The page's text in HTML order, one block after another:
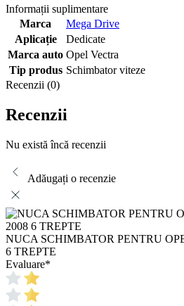
Informații suplimentare
Marca
Mega Drive
Aplicație
Dedicate
Marca auto Opel Vectra
Tip produs Schimbator viteze
Recenzii (0)
Recenzii
Nu există încă recenzii
Adăugați o recenzie
NUCA SCHIMBATOR PENTRU
6 TREPTE
Evaluare*